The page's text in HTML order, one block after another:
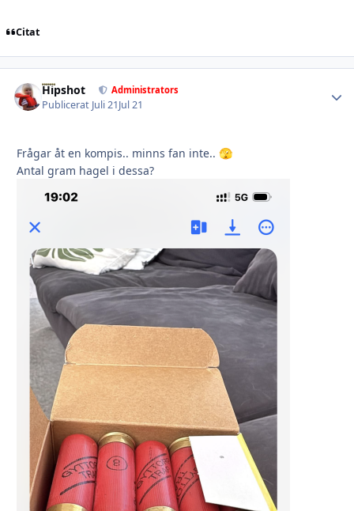
Citat
Hipshot Administrators
Publicerat Juli 21Jul 21
Frågar åt en kompis.. minns fan inte.. 🫣
Antal gram hagel i dessa?